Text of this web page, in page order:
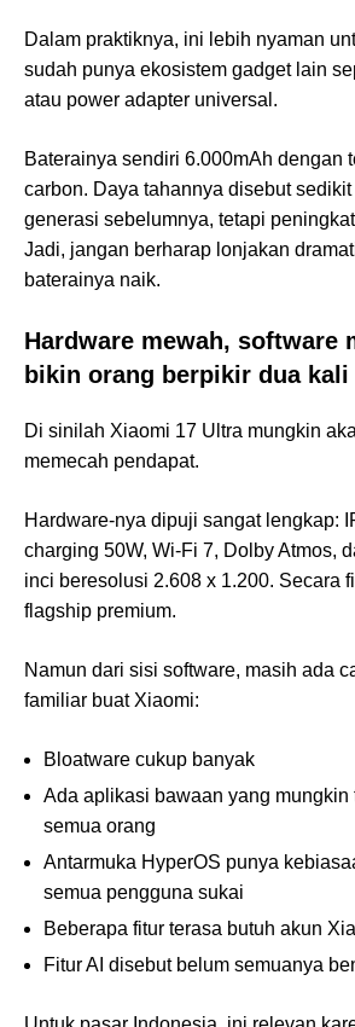
Dalam praktiknya, ini lebih nyaman
sudah punya ekosistem gadget lain
atau power adapter universal.
Baterainya sendiri 6.000mAh dengan
carbon. Daya tahannya disebut
generasi sebelumnya, tetapi
Jadi, jangan berharap lonjakan
baterainya naik.
Hardware mewah, software
bikin orang berpikir dua kali
Di sinilah Xiaomi 17 Ultra mungkin
memecah pendapat.
Hardware-nya dipuji sangat lengkap:
charging 50W, Wi-Fi 7, Dolby Atmos,
inci beresolusi 2.608 x 1.200. Secara
flagship premium.
Namun dari sisi software, masih ada
familiar buat Xiaomi:
Bloatware cukup banyak
Ada aplikasi bawaan yang mungkin
semua orang
Antarmuka HyperOS punya
semua pengguna sukai
Beberapa fitur terasa butuh akun
Fitur AI disebut belum semuanya